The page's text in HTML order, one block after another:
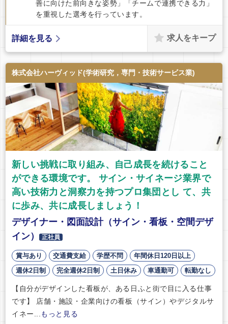
善に向けた前向きな姿勢」「チームで連携できる力」
を重視した選考を行っています。
詳細を見る 求人をキープ
株式会社ハーヴィッド(学術研究，専門・技術サービス業)
新しい挑戦に取り組み、自己成長を続けること
ができる環境です。 サイン・サイネージ業界で
高い技術力と洞察力を持つプロ集団とし て、共
に歩み、共に成長しましょう！
デザイナー・図面設計（サイン・看板・空間デザ
イン）
正社員
賞与あり 交通費支給 学歴不問
年間休日120日以上
週休2日制
完全週休2日制 土日休み 車通勤可 転勤なし
【自分がデザインした看板が、ある日ふと街で目に入る仕事
です】 店舗・施設・企業向けの看板（サイン）やデジタルサ
イネー...もっと見る